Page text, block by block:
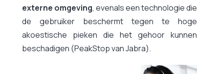
externe omgeving, evenals een technologie die
de gebruiker beschermt tegen te hoge
akoestische pieken die het gehoor kunnen
beschadigen (PeakStop van Jabra).